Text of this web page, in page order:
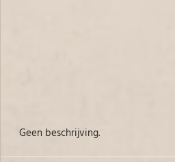
Geen beschrijving.